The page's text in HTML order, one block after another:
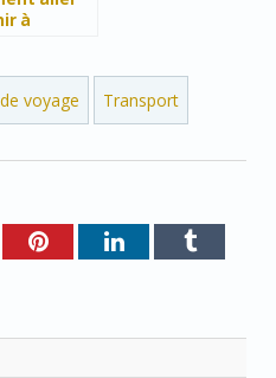
à
voyage Transport
PinterestLinkedInTumblr